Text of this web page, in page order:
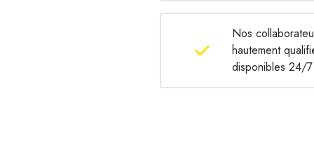
Nos
hautement
disponibles 24/